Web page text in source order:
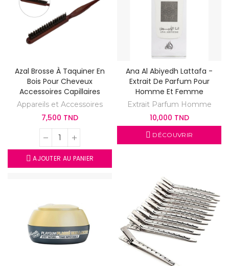
Azal Brosse À Taquiner En
Bois Pour Cheveux
Accessoires Capillaires
Appareils et Accessoires
7,500 TND
AJOUTER AU PANIER
Ana Al Abiyedh Lattafa -
Extrait De Parfum Pour
Homme Et Femme
Extrait Parfum Homme
10,000 TND
DÉCOUVRIR